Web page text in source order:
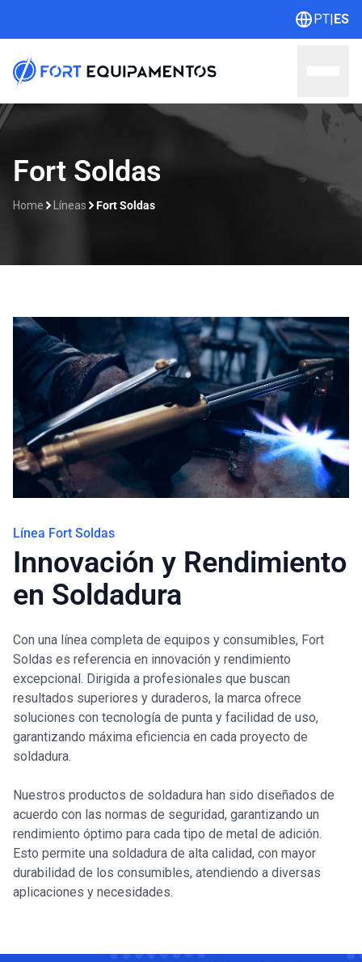
PT|ES
Contacto
Blog
Fort Soldas
Home Líneas Fort Soldas
Línea Fort Soldas
Innovación y Rendimiento
en Soldadura
Con una línea completa de equipos y consumibles, Fort
Soldas es referencia en innovación y rendimiento
excepcional. Dirigida a profesionales que buscan
resultados superiores y duraderos, la marca ofrece
soluciones con tecnología de punta y facilidad de uso,
garantizando máxima eficiencia en cada proyecto de
soldadura.
Nuestros productos de soldadura han sido diseñados de
acuerdo con las normas de seguridad, garantizando un
rendimiento óptimo para cada tipo de metal de adición.
Esto permite una soldadura de alta calidad, con mayor
durabilidad de los consumibles, atendiendo a diversas
aplicaciones y necesidades.